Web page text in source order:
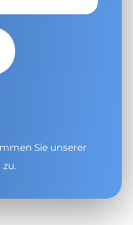
Sie unserer
zu.